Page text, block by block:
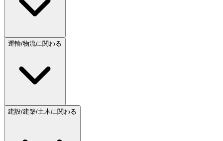
運輸/物流に関わる
建設/建築/土木に関わる